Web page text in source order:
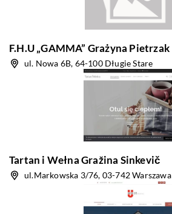
F.H.U „GAMMA” Grażyna Pietrzak
ul. Nowa 6B, 64-100 Długie Stare
Tartan i Wełna Gražina Sinkevič
ul.Markowska 3/76, 03-742 Warszawa